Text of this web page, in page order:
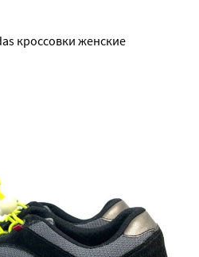
кроссовки женские